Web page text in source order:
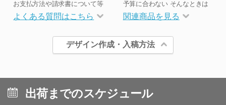
お支払方法や請求書について等
よくある質問はこちら
予算に合わない そんなときは
関連商品を見る
デザイン作成・入稿方法
出荷までのスケジュール